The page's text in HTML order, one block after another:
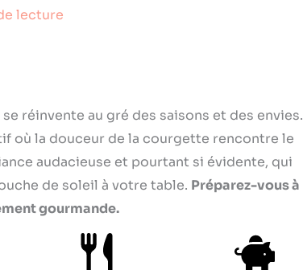
lecture
réinvente au gré des saisons et des envies.
où la douceur de la courgette rencontre le
audacieuse et pourtant si évidente, qui
de soleil à votre table. Préparez-vous à
gourmande.